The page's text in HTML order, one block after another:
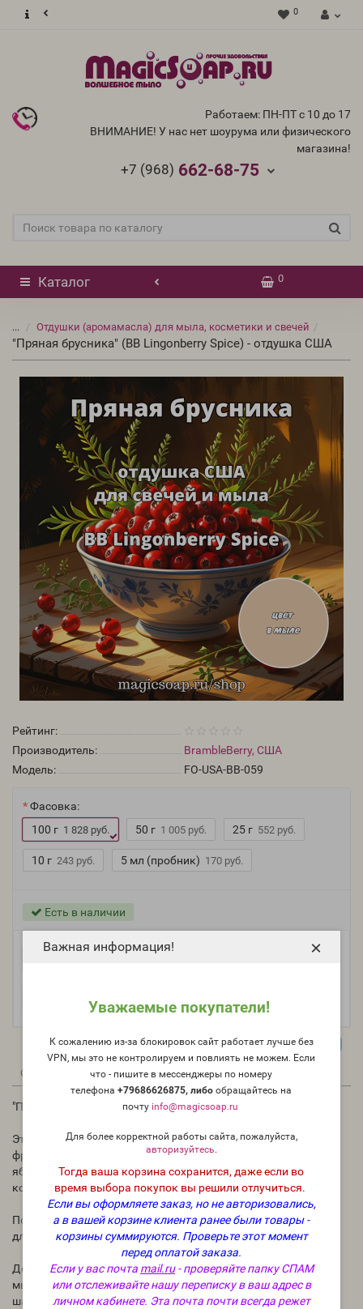
Важная информация!
Уважаемые покупатели!
К сожалению из-за блокировок сайт работает лучше без
VPN, мы это не контролируем и повлиять не можем. Если
что - пишите в мессенджеры по номеру
телефона+79686626875, либообращайтесь на
почту info@magicsoap.ru
Для более корректной работы сайта, пожалуйста,
авторизуйтесь.
Тогда ваша корзина сохранится, даже если во
время выбора покупок вы решили отлучиться.
Если вы оформляете заказ, но не авторизовались,
а в вашей корзине клиента ранее были товары -
корзины суммируются. Проверьте этот момент
перед оплатой заказа.
Если у вас почта mail.ru- проверяйте папку СПАМ
или отслеживайте нашу переписку в ваш адрес в
личном кабинете. Эта почта почти всегда режет
×
0
Работаем: ПН-ПТ с 10 до 17
ВНИМАНИЕ! У нас нет шоурума или физического
магазина!
+7 (968) 662-68-75
Каталог 0
... Отдушки (аромамасла) для мыла, косметики и свечей
"Пряная брусника" (BB Lingonberry Spice) - отдушка США
Рейтинг:
Производитель:
BrambleBerry, США
Модель:
FO-USA-BB-059
Фасовка:
100 г 1 828 руб. 50 г 1 005 руб. 25 г 552 руб.
10 г 243 руб. 5 мл (пробник) 170 руб.
Есть в наличии
Описание Отзывы Вопрос - Ответ
"Пряная брусника" (BB Lingonberry Spice) - отдушка США
Этот аромат представляет собой идеальное сочетание
фруктов и специй. Вам понравятся успокаивающие ноты
яблока, замороженных ягод, лимона, пихтового бальзама,
корицы, гвоздики, кедра, горного воздуха и мускуса.
Попробуйте его в мыле ручной работы, лосьоне и бомбочках
для ванн. А еще он потрясающе пахнет в свечах.
Дозировка:
мыло 3%-6%
шампунь или кондиционер 0,5%-3%